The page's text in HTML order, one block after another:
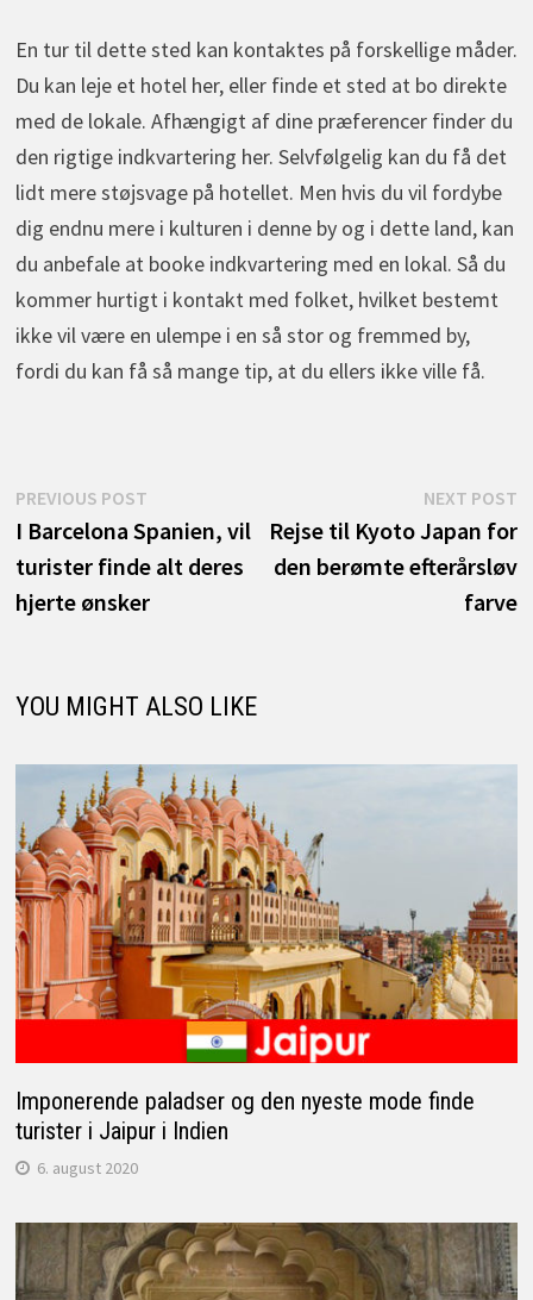
En tur til dette sted kan kontaktes på forskellige måder.
Du kan leje et hotel her, eller finde et sted at bo direkte
med de lokale. Afhængigt af dine præferencer finder du
den rigtige indkvartering her. Selvfølgelig kan du få det
lidt mere støjsvage på hotellet. Men hvis du vil fordybe
dig endnu mere i kulturen i denne by og i dette land, kan
du anbefale at booke indkvartering med en lokal. Så du
kommer hurtigt i kontakt med folket, hvilket bestemt
ikke vil være en ulempe i en så stor og fremmed by,
fordi du kan få så mange tip, at du ellers ikke ville få.
Indlægsnavigation
PREVIOUS POSTPrevious
post:
I Barcelona Spanien, vil
turister finde alt deres
hjerte ønsker
NEXT POST
Rejse til Kyoto Japan for
den berømte efterårsløv
farve
YOU MIGHT ALSO LIKE
Imponerende paladser og den nyeste mode finde
turister i Jaipur i Indien
6. august 2020